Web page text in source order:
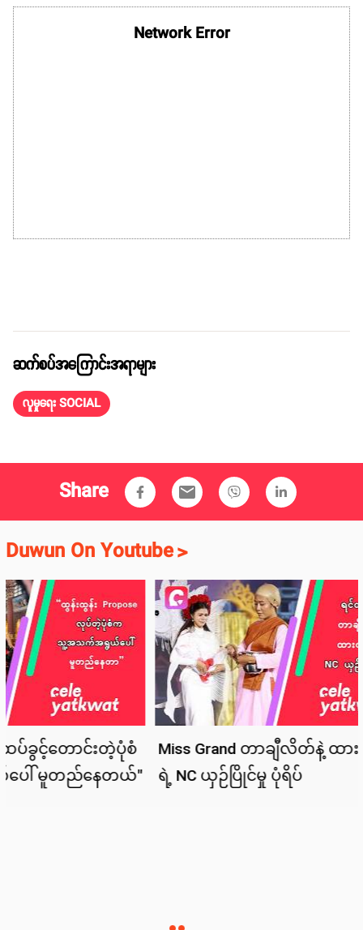
ဆက်စပ်အကြောင်းအရာများ
လူမှုရေး SOCIAL
Share email
Duwun On Youtube>